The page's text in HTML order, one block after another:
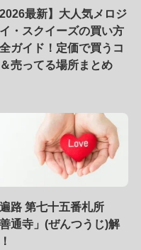
2026最新】大人気メロジ
・スクイーズの買い方
ガイド！定価で買うコ
売ってる場所まとめ
路 第七十五番札所
善通寺」(ぜんつうじ)解